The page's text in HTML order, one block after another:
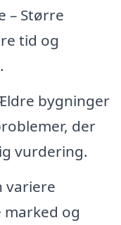
– Større
tid og
bygninger
der
vurdering.
variere
og